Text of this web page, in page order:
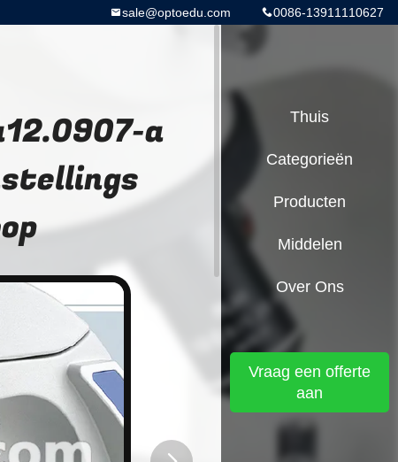
0086-13911110627
sale@optoedu.com
a
Thuis
Categorieën
Producten
Middelen
Over Ons
Vraag een offerte
aan